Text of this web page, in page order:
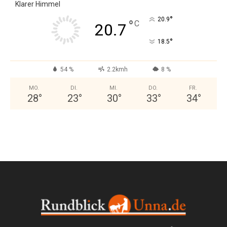
Klarer Himmel
20.7 °C 20.9°
18.5°
54 % 2.2kmh 8 %
MO.
28°
DI.
23°
MI.
30°
DO.
33°
FR.
34°